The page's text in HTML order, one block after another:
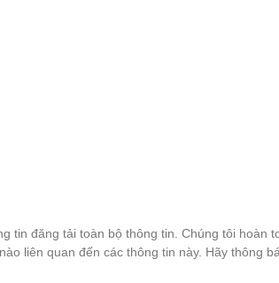
tin đăng tải toàn bộ thông tin. Chúng tôi hoàn
liên quan đến các thông tin này. Hãy thông